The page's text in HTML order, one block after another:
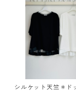
シルケット天竺＊ド